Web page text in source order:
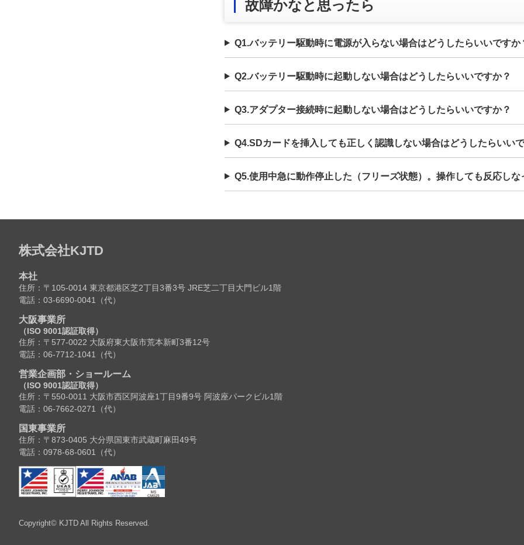
故障かなと思ったら
Q1.バッテリー駆動時に電源が入らない場合はどうしたらいいですか
Q2.バッテリー駆動時に起動しない場合はどうしたらいいですか？
Q3.アダプター接続時に起動しない場合はどうしたらいいですか？
Q4.SDカードを挿入しても正しく認識しない場合はどうしたらいい
Q5.使用中急に動作停止した（フリーズ状態）。操作しても反応し
株式会社KJTD
本社
住所：〒105-0014 東京都港区芝2丁目3番3号 JRE芝二丁目大門ビル1階
電話：03-6690-0041（代）
大阪事業所
（ISO 9001認証取得）
住所：〒577-0022 大阪府東大阪市荒本新町3番12号
電話：06-7712-1041（代）
営業企画部・ショールーム
（ISO 9001認証取得）
住所：〒550-0011 大阪市西区阿波座1丁目9番9号 阿波座パークビル1階
電話：06-7662-0271（代）
国東事業所
住所：〒873-0405 大分県国東市武蔵町麻田49号
電話：0978-68-0601（代）
Copyright© KJTD All Rights Reserved.